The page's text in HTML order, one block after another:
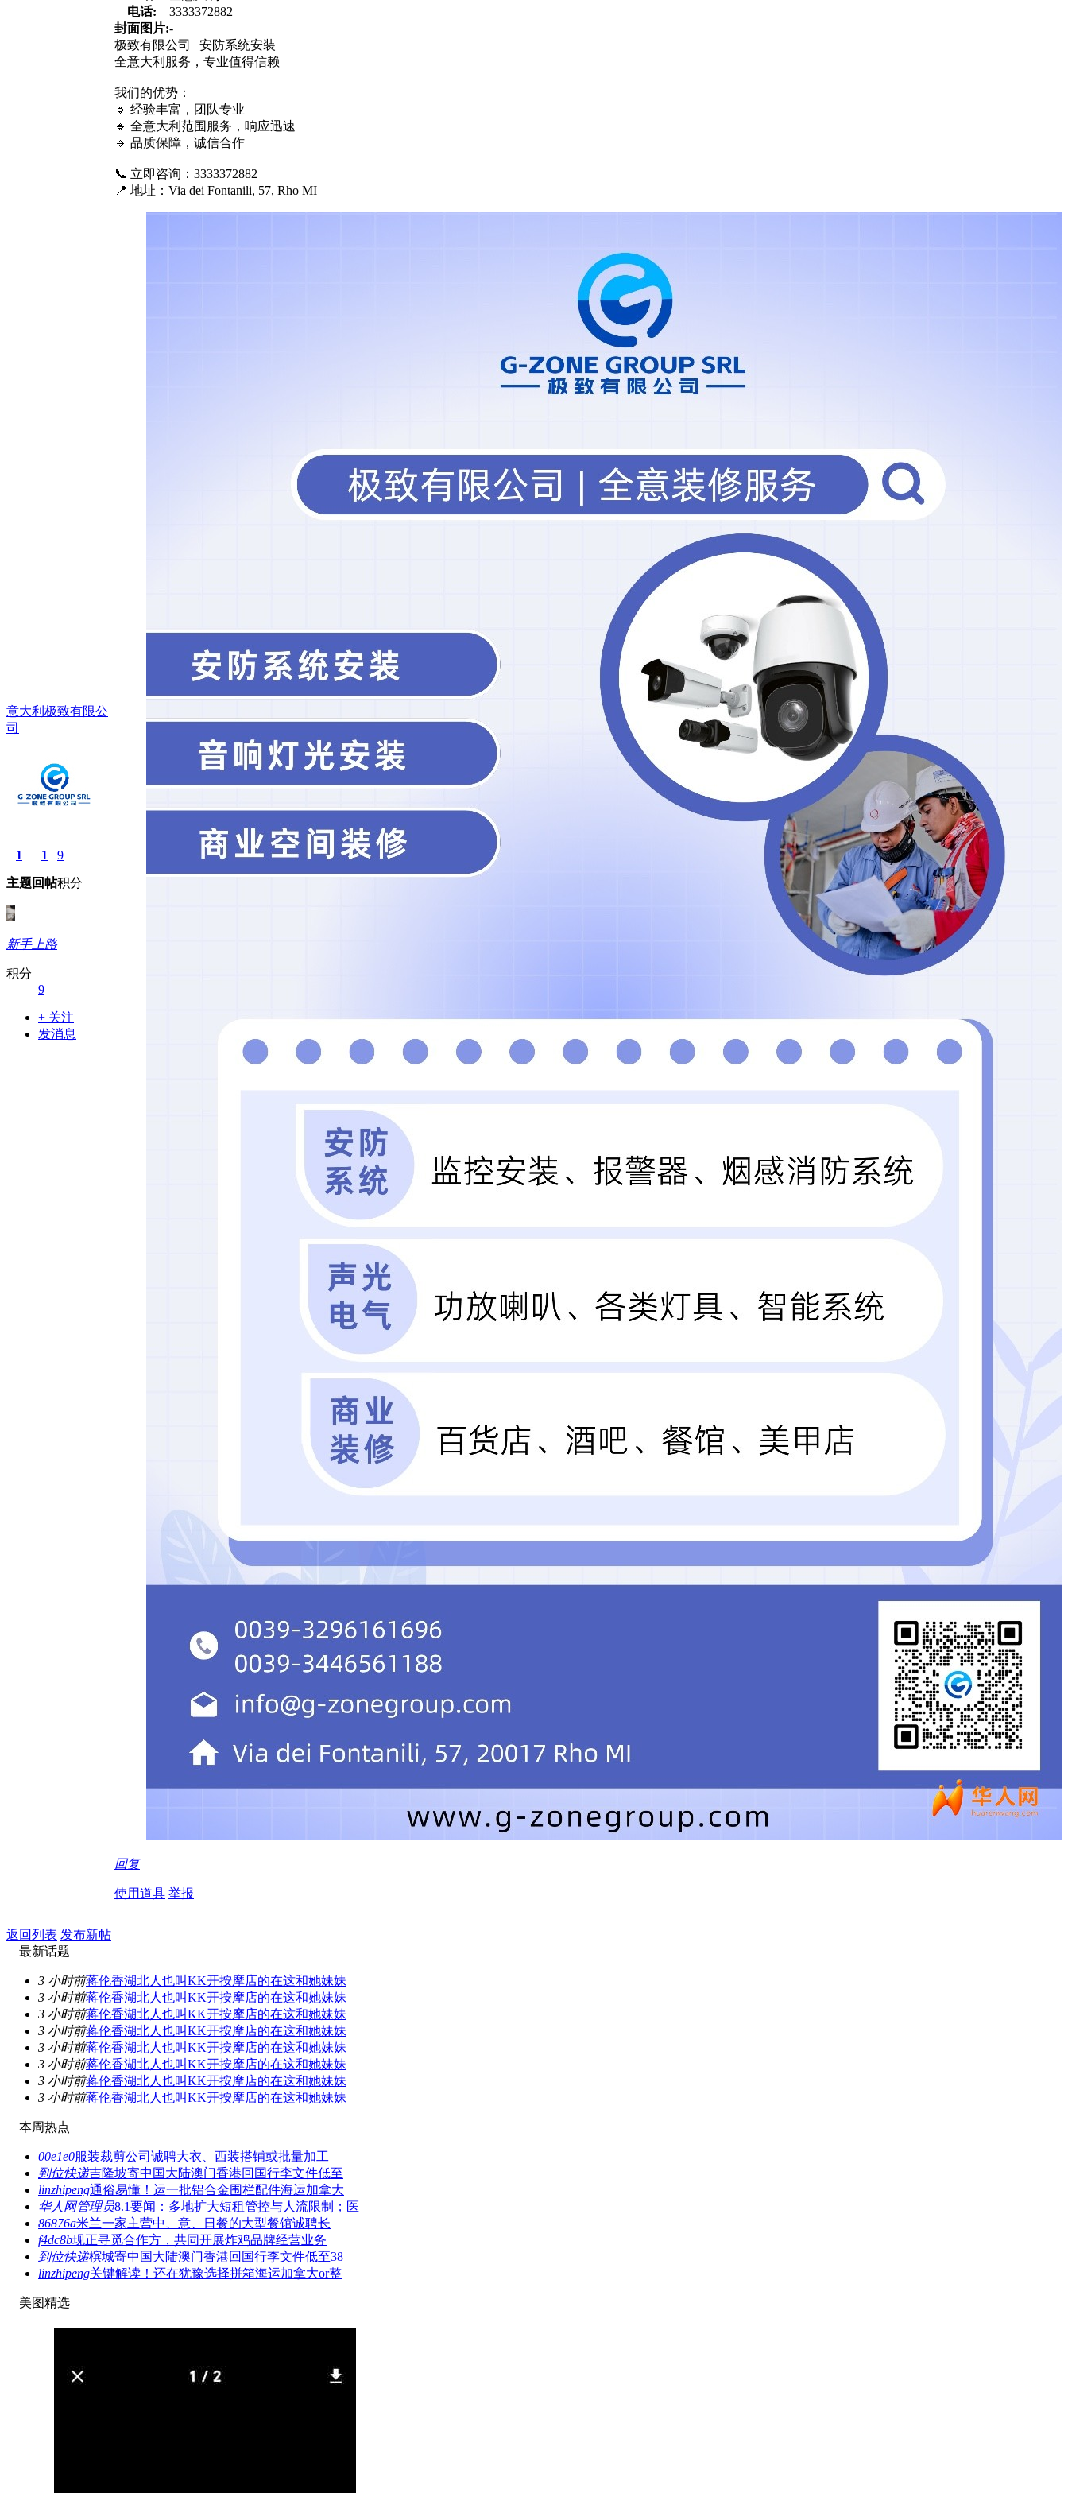
意大利极致有限公
司
1
主题
1
回帖
9
积分
新手上路
积分
9
+ 关注
发消息
电话:
3333372882
封面图片:-
极致有限公司 | 安防系统安装
全意大利服务，专业值得信赖
我们的优势：
🔹 经验丰富，团队专业
🔹 全意大利范围服务，响应迅速
🔹 品质保障，诚信合作
📞 立即咨询：3333372882
📍 地址：Via dei Fontanili, 57, Rho MI
回复
使用道具 举报
返回列表 发布新帖
最新话题
3 小时前蒋伦香湖北人也叫KK开按摩店的在这和她妹妹
3 小时前蒋伦香湖北人也叫KK开按摩店的在这和她妹妹
3 小时前蒋伦香湖北人也叫KK开按摩店的在这和她妹妹
3 小时前蒋伦香湖北人也叫KK开按摩店的在这和她妹妹
3 小时前蒋伦香湖北人也叫KK开按摩店的在这和她妹妹
3 小时前蒋伦香湖北人也叫KK开按摩店的在这和她妹妹
3 小时前蒋伦香湖北人也叫KK开按摩店的在这和她妹妹
3 小时前蒋伦香湖北人也叫KK开按摩店的在这和她妹妹
本周热点
00e1e0服装裁剪公司诚聘大衣、西装搭铺或批量加工
到位快递吉隆坡寄中国大陆澳门香港回国行李文件低至
linzhipeng通俗易懂！运一批铝合金围栏配件海运加拿大
华人网管理员8.1要闻：多地扩大短租管控与人流限制；医
86876a米兰一家主营中、意、日餐的大型餐馆诚聘长
f4dc8b现正寻觅合作方，共同开展炸鸡品牌经营业务
到位快递槟城寄中国大陆澳门香港回国行李文件低至38
linzhipeng关键解读！还在犹豫选择拼箱海运加拿大or整
美图精选